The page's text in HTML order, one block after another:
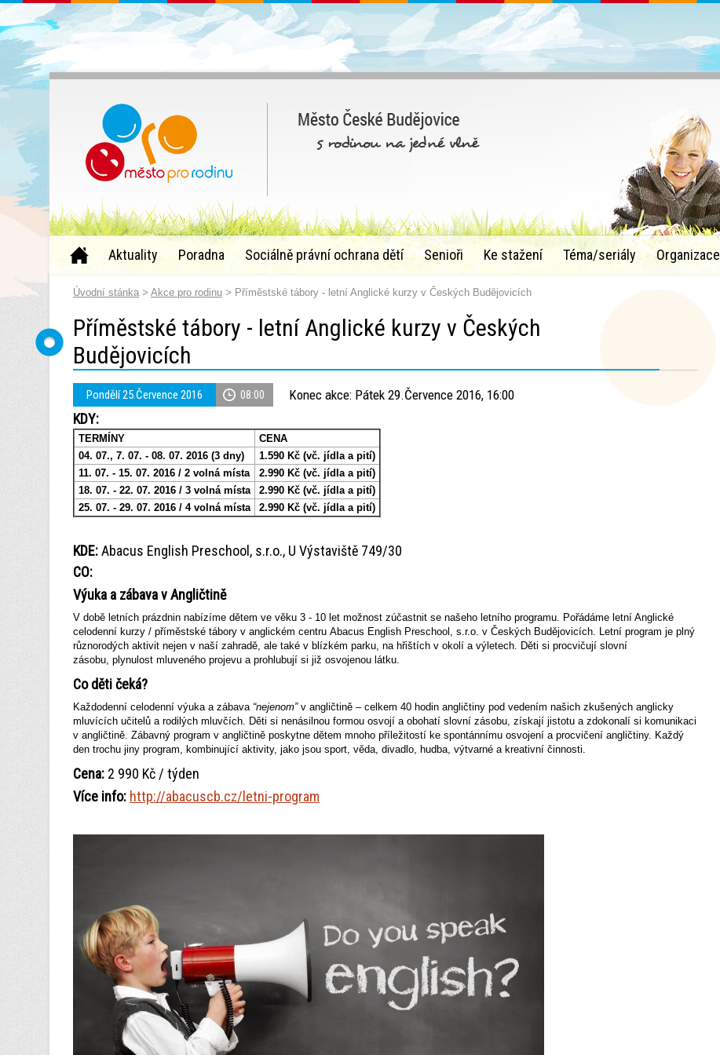
Aktuality Poradna Sociálně právní ochrana dětí Senioři Ke stažení Téma/seriály Organizace
Úvodní stánka > Akce pro rodinu > Příměstské tábory - letní Anglické kurzy v Českých Budějovicích
Příměstské tábory - letní Anglické kurzy v Českých
Budějovicích
Pondělí 25.Července 2016 08:00 Konec akce: Pátek 29.Července 2016, 16:00
KDY:
TERMÍNY
CENA
04. 07., 7. 07. - 08. 07. 2016 (3 dny)
1.590 Kč (vč. jídla a pití)
11. 07. - 15. 07. 2016 / 2 volná místa
2.990 Kč (vč. jídla a pití)
18. 07. - 22. 07. 2016 / 3 volná místa
2.990 Kč (vč. jídla a pití)
25. 07. - 29. 07. 2016 / 4 volná místa
2.990 Kč (vč. jídla a pití)
KDE:Abacus English Preschool, s.r.o., U Výstaviště 749/30
CO:
Výuka a zábava v Angličtině
V době letních prázdnin nabízíme dětem ve věku 3 - 10 let možnost zúčastnit se našeho letního programu. Pořádáme letní Anglické
celodenní kurzy / příměstské tábory v anglickém centru Abacus English Preschool, s.r.o. v Českých Budějovicích. Letní program je plný
různorodých aktivit nejen v naší zahradě, ale také v blízkém parku, na hřištích v okolí a výletech. Děti si procvičují slovní
zásobu, plynulost mluveného projevu a prohlubují si již osvojenou látku.
Co děti čeká?
Každodenní celodenní výuka a zábava “nejenom”v angličtině – celkem 40 hodin angličtiny pod vedením našich zkušených anglicky
mluvících učitelů a rodilých mluvčích. Děti si nenásilnou formou osvojí a obohatí slovní zásobu, získají jistotu a zdokonalí si komunikaci
v angličtině. Zábavný program v angličtině poskytne dětem mnoho příležitostí ke spontánnímu osvojení a procvičení angličtiny. Každý
den trochu jiny program, kombinující aktivity, jako jsou sport, věda, divadlo, hudba, výtvarné a kreativní činnosti.
Cena: 2 990 Kč / týden
Více info: http://abacuscb.cz/letni-program